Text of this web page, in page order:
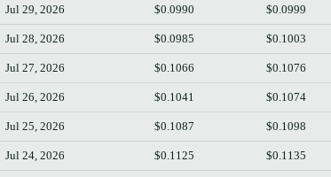
Jul 29, 2026 $0.0990 $0.0999
Jul 28, 2026 $0.0985 $0.1003
Jul 27, 2026 $0.1066 $0.1076
Jul 26, 2026 $0.1041 $0.1074
Jul 25, 2026 $0.1087 $0.1098
Jul 24, 2026 $0.1125 $0.1135